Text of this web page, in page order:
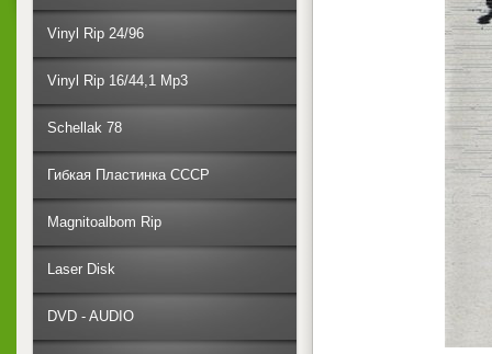
Vinyl Rip 24/96
Vinyl Rip 16/44,1 Mp3
Schellak 78
Гибкая Пластинка СССР
Magnitoalbom Rip
Laser Disk
DVD - AUDIO